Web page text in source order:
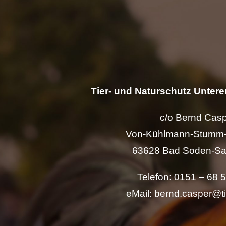
Tier- und Naturschutz
c/o Bernd
Von-Kühlmann-
63628 Bad Soden-
Telefon: 0151 – 68
eMail: